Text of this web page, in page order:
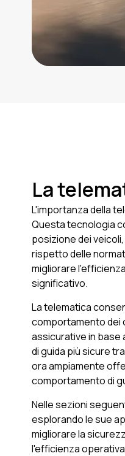
La
L'importanza della
Questa tecnologia
posizione dei
rispetto delle
migliorare
significativo.
La telematica
comportamento dei
assicurative in base
di guida più sicure
ora ampiamente
comportamento di
Nelle sezioni
esplorando le sue
migliorare la
l'efficienza